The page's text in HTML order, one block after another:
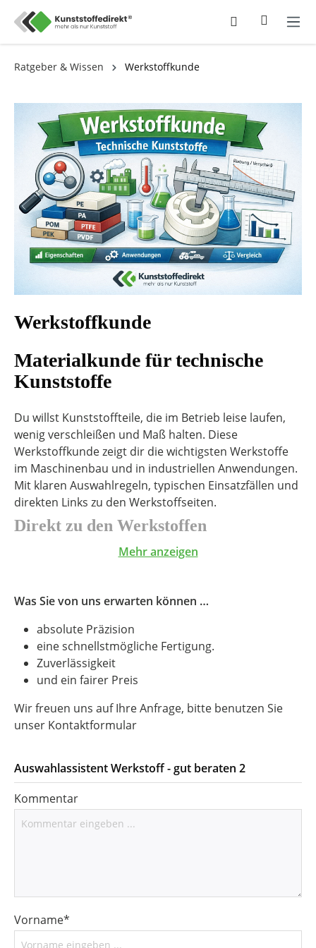
Ratgeber & Wissen Werkstoffkunde
Werkstoffkunde
Materialkunde für technische
Kunststoffe
Du willst Kunststoffteile, die im Betrieb leise laufen,
wenig verschleißen und Maß halten. Diese
Werkstoffkunde zeigt dir die wichtigsten Werkstoffe
im Maschinenbau und in industriellen Anwendungen.
Mit klaren Auswahlregeln, typischen Einsatzfällen und
direkten Links zu den Werkstoffseiten.
Direkt zu den Werkstoffen
PE Kunststoff (PE300, PE500, PE1000)
PA6G Kunststoff
POM Kunststoff
PTFE Kunststoff
PET Kunststoff
PEEK Kunststoff
Verschleiß und Gleitkontakt. Fokus auf
Abriebfestigkeit und Reibwert.
Mechanische Last. Fokus auf Festigkeit,
Schlagzähigkeit, Steifigkeit.
Toleranzen. Fokus auf Maßhaltigkeit und
Mehr anzeigen
Was Sie von uns erwarten können …
absolute Präzision
eine schnellstmögliche Fertigung.
Zuverlässigkeit
und ein fairer Preis
Wir freuen uns auf Ihre Anfrage, bitte benutzen Sie
unser Kontaktformular
Auswahlassistent Werkstoff - gut beraten 2
Kommentar
Vorname*